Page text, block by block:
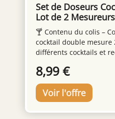
Set de Doseurs
Lot de 2
Embout en Acier
de Bar Précis pour
Maison
🍸 Contenu du colis –
cocktail double
différents cocktails et
Graduations claires
🍸 Acier inoxydable de
Fabriqués en acier
résistants à la rouille et
bords lisses pour une
sûre. 🍸 Design double
8,99 €